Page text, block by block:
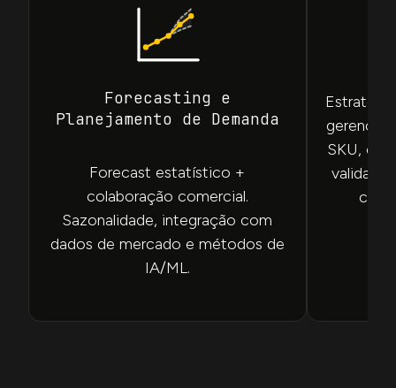
Forecasting e
Planejamento de Demanda
Forecast estatístico +
colaboração comercial.
Sazonalidade, integração com
dados de mercado e métodos de
IA/ML.
SKU,
com